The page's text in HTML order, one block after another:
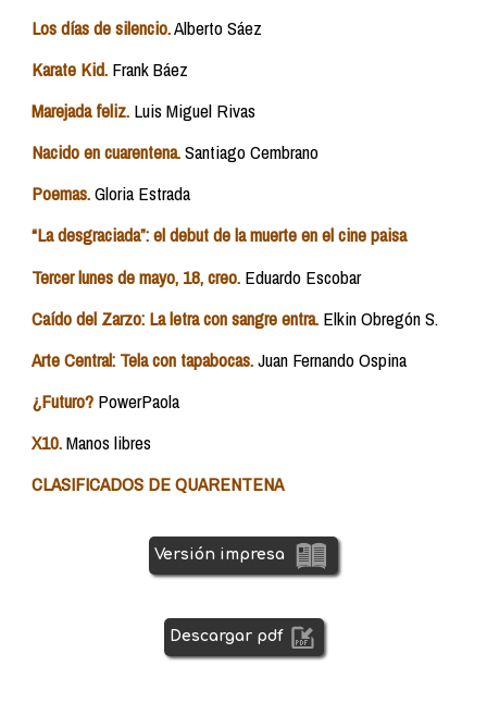
Los días de silencio.Alberto Sáez
Karate Kid.Frank Báez
Marejada feliz.Luis Miguel Rivas
Nacido en cuarentena.Santiago Cembrano
Poemas.Gloria Estrada
“La desgraciada”: el debut de la muerte en el cine paisa
Tercer lunes de mayo, 18, creo.Eduardo Escobar
Caído del Zarzo: La letra con sangre entra.Elkin Obregón S.
Arte Central: Tela con tapabocas.Juan Fernando Ospina
¿Futuro?PowerPaola
X10.Manos libres
CLASIFICADOS DE QUARENTENA
Versión impresa
Descargar pdf